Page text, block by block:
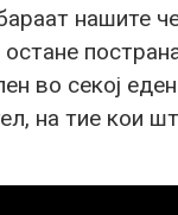
нашите
во секој
на тие кои